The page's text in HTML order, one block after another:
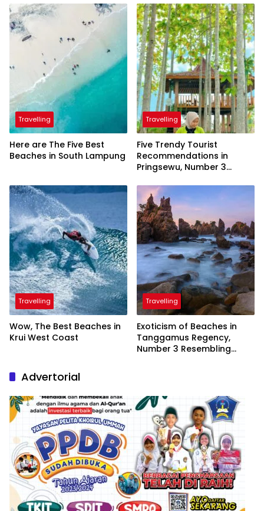
Travelling
Here are The Five Best
Beaches in South Lampung
Travelling
Five Trendy Tourist
Recommendations in
Pringsewu, Number 3
President
Travelling
Wow, The Best Beaches in
Krui West Coast
Travelling
Exoticism of Beaches in
Tanggamus Regency,
Number 3 Resembling
Advertorial